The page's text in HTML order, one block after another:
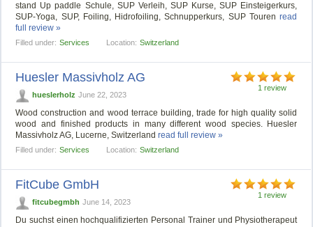
stand Up paddle Schule, SUP Verleih, SUP Kurse, SUP Einsteigerkurs,
SUP-Yoga, SUP, Foiling, Hidrofoiling, Schnupperkurs, SUP Tourenread
full review »
Filled under: Services Location: Switzerland
1 review
Huesler Massivholz AG
hueslerholz June 22, 2023
Wood construction and wood terrace building, trade for high quality solid
wood and finished products in many different wood species. Huesler
Massivholz AG, Lucerne, Switzerlandread full review »
Filled under: Services Location: Switzerland
1 review
FitCube GmbH
fitcubegmbh June 14, 2023
Du suchst einen hochqualifizierten Personal Trainer und Physiotherapeut